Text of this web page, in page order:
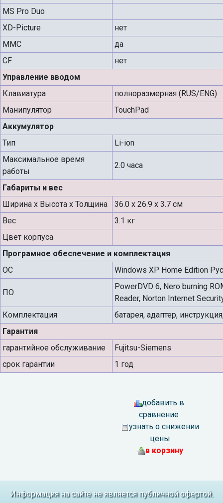
MS Pro Duo
XD-Picture
нет
MMC
да
CF
нет
Управление вводом
Клавиатура
полноразмерная (RUS/ENG)
Манипулятор
TouchPad
Аккумулятор
Тип
Li-ion
Максимальное время
работы
2.0 часа
Габариты и вес
Ширина х Высота х Толщина
36.0 x 26.9 x 3.7 см
Вес
3.1 кг
Цвет корпуса
Програмное обеспечение и комплектация
ОС
Windows XP Home Edition
ПО
PowerDVD 6, Nero burning
Reader, Norton Internet
Комплектация
батарея, адаптер,
Гарантия
гарантийное обслуживание
Fujitsu-Siemens
срок гарантии
1 год
добавить в
сравнение
узнать о снижении
цены
в корзину
Информация на сайте не является публичной офертой.